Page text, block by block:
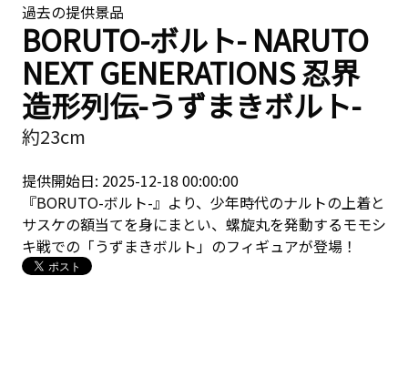
過去の提供景品
BORUTO-ボルト- NARUTO
NEXT GENERATIONS 忍界
造形列伝-うずまきボルト-
約23cm
提供開始日: 2025-12-18 00:00:00
『BORUTO-ボルト-』より、少年時代のナルトの上着と
サスケの額当てを身にまとい、螺旋丸を発動するモモシ
キ戦での「うずまきボルト」のフィギュアが登場！